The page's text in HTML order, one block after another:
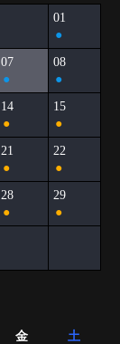
01
●
07
●
08
●
14
●
15
●
21
●
22
●
28
●
29
●
金
土